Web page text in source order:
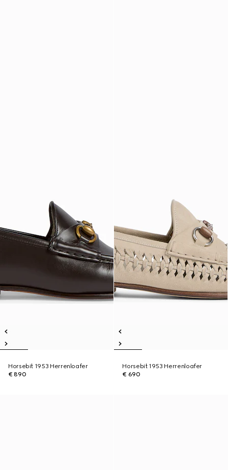
Horsebit 1953 Herrenloafer
€ 890
Horsebit 1953 Herrenloafer
€ 690